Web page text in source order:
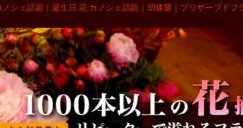
シェ話題｜誕生日 花 カノシェ話題｜胡蝶蘭｜プリザーブドフ